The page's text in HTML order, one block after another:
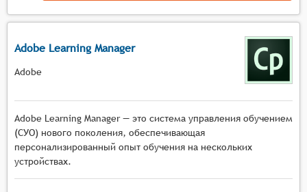
Adobe Learning Manager
Adobe
Adobe Learning Manager — это система управления обучением
(СУО) нового поколения, обеспечивающая
персонализированный опыт обучения на нескольких
устройствах.